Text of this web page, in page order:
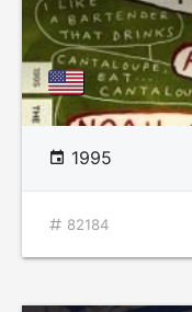
1995
82184